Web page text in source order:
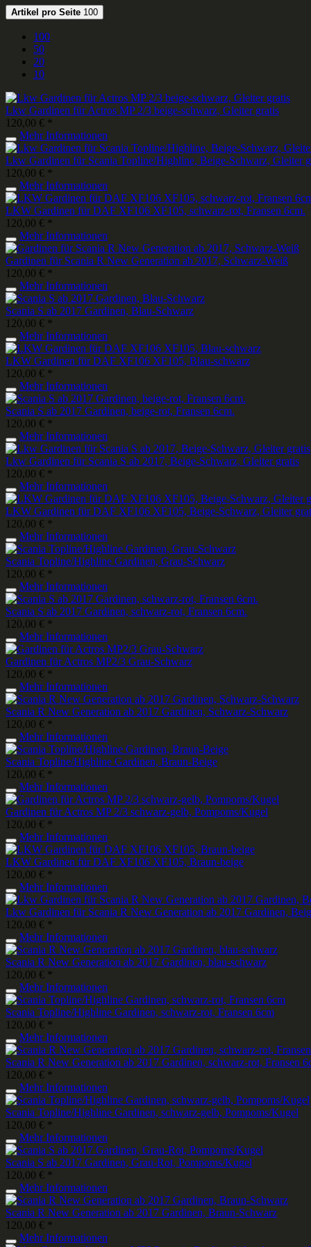
Artikel pro Seite 100
100
50
20
10
Lkw Gardinen für Actros MP 2/3 beige-schwarz, Gleiter gratis
120,00 € *
Mehr Informationen
Lkw Gardinen für Scania Topline/Highline, Beige-Schwarz, Gleiter
120,00 € *
Mehr Informationen
LKW Gardinen für DAF XF106 XF105, schwarz-rot, Fransen 6cm.
120,00 € *
Mehr Informationen
Gardinen für Scania R New Generation ab 2017, Schwarz-Weiß
120,00 € *
Mehr Informationen
Scania S ab 2017 Gardinen, Blau-Schwarz
120,00 € *
Mehr Informationen
LKW Gardinen für DAF XF106 XF105, Blau-schwarz
120,00 € *
Mehr Informationen
Scania S ab 2017 Gardinen, beige-rot, Fransen 6cm.
120,00 € *
Mehr Informationen
Lkw Gardinen für Scania S ab 2017, Beige-Schwarz, Gleiter gratis
120,00 € *
Mehr Informationen
LKW Gardinen für DAF XF106 XF105, Beige-Schwarz, Gleiter
120,00 € *
Mehr Informationen
Scania Topline/Highline Gardinen, Grau-Schwarz
120,00 € *
Mehr Informationen
Scania S ab 2017 Gardinen, schwarz-rot, Fransen 6cm.
120,00 € *
Mehr Informationen
Gardinen für Actros MP2/3 Grau-Schwarz
120,00 € *
Mehr Informationen
Scania R New Generation ab 2017 Gardinen, Schwarz-Schwarz
120,00 € *
Mehr Informationen
Scania Topline/Highline Gardinen, Braun-Beige
120,00 € *
Mehr Informationen
Gardinen für Actros MP 2/3 schwarz-gelb, Pompoms/Kugel
120,00 € *
Mehr Informationen
LKW Gardinen für DAF XF106 XF105, Braun-beige
120,00 € *
Mehr Informationen
Lkw Gardinen für Scania R New Generation ab 2017 Gardinen,
120,00 € *
Mehr Informationen
Scania R New Generation ab 2017 Gardinen, blau-schwarz
120,00 € *
Mehr Informationen
Scania Topline/Highline Gardinen, schwarz-rot, Fransen 6cm
120,00 € *
Mehr Informationen
Scania R New Generation ab 2017 Gardinen, schwarz-rot, Fransen
120,00 € *
Mehr Informationen
Scania Topline/Highline Gardinen, schwarz-gelb, Pompoms/Kugel
120,00 € *
Mehr Informationen
Scania S ab 2017 Gardinen, Grau-Rot, Pompoms/Kugel
120,00 € *
Mehr Informationen
Scania R New Generation ab 2017 Gardinen, Braun-Schwarz
120,00 € *
Mehr Informationen